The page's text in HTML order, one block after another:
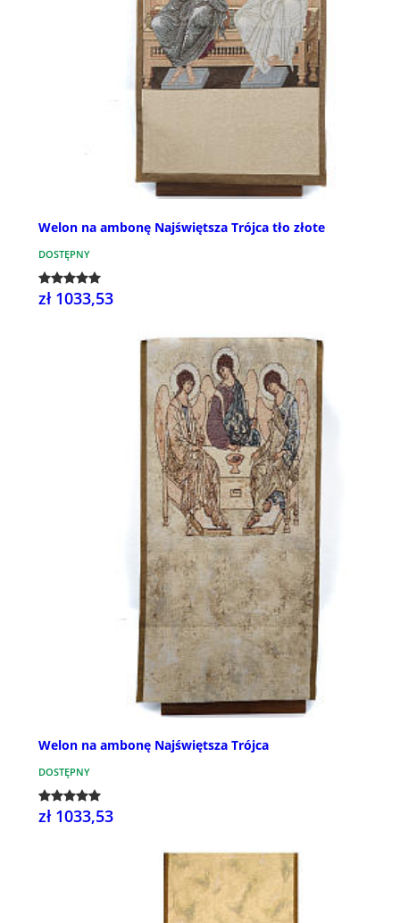
Welon na ambonę Najświętsza Trójca tło złote
DOSTĘPNY
zł 1033,53
Welon na ambonę Najświętsza Trójca
DOSTĘPNY
zł 1033,53